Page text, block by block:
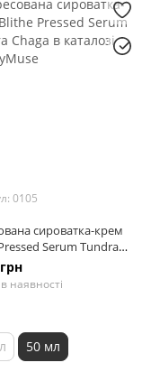
0105
сироватка-крем
Serum Tundra
мл
наявності
50 мл